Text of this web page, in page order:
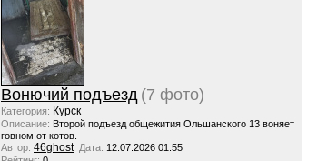
Вонючий подъезд (7 фото)
Категория: Курск
Описание: Второй подъезд общежития Ольшанского 13 воняет
говном от котов.
Автор: 46ghost Дата: 12.07.2026 01:55